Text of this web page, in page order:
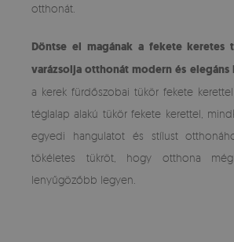
otthonát.
Döntse el magának a fekete keretes
varázsolja otthonát modern és elegáns
a kerek fürdőszobai tükör fekete
téglalap alakú tükör fekete kerettel,
egyedi hangulatot és stílust
tökéletes tükröt, hogy otthona
lenyűgözőbb legyen.